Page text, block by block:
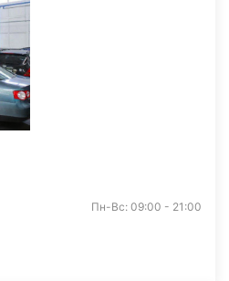
Пн-Вс: 09:00 - 21:00